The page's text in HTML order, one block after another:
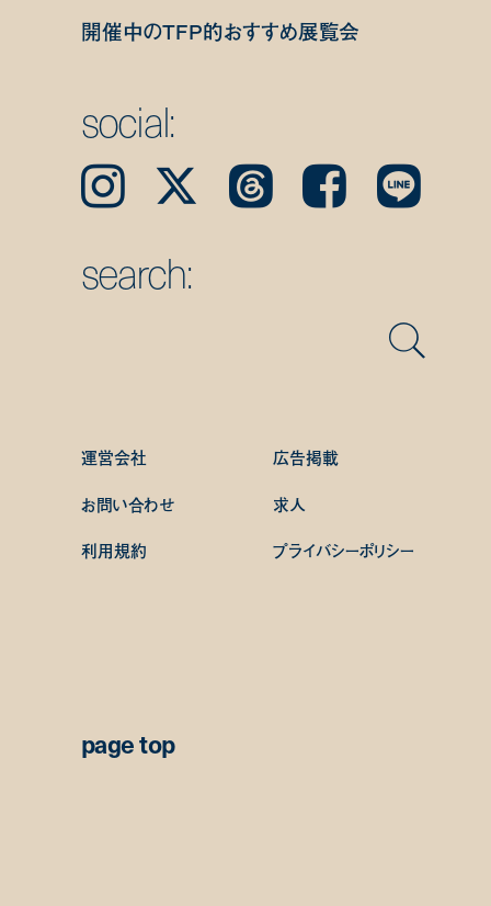
開催中のTFP的おすすめ展覧会
social:
Instagram 𝕏 Threads Facebook LINE
search:
運営会社
広告掲載
お問い合わせ
求人
利用規約
プライバシーポリシー
page top